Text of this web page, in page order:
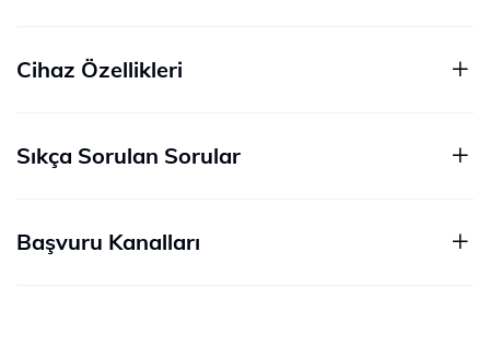
Cihaz Özellikleri
Sıkça Sorulan Sorular
Başvuru Kanalları